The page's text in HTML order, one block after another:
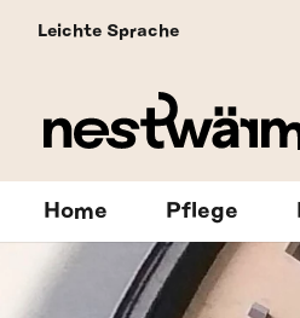
Leichte Sprache
Home Pflege